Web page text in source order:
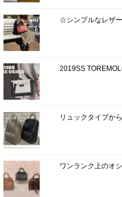
☆シンプルなレザ
2019SS
リュックタイプか
ワンランク上のオ